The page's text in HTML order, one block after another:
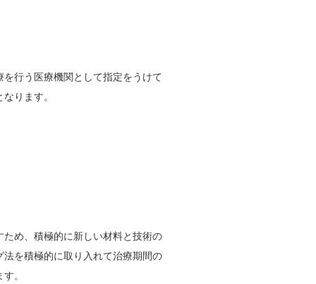
行う医療機関として指定をうけて
ります。
め、積極的に新しい材料と技術の
を積極的に取り入れて治療期間の
。